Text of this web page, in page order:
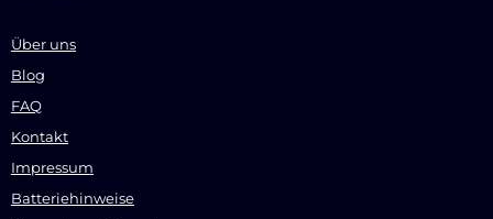
Über uns
Blog
FAQ
Kontakt
Impressum
Batteriehinweise